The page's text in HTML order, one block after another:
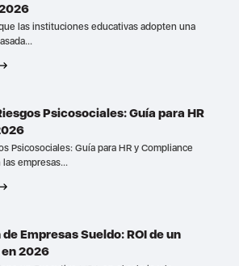
las instituciones educativas adopten una
Psicosociales: Guía para HR
Psicosociales: Guía para HR y Compliance
empresas...
Empresas Sueldo: ROI de un
2026